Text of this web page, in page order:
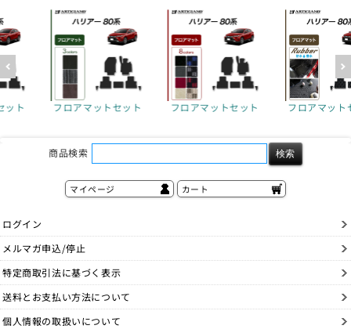
セット フロアマットセット フロアマットセット
フロアマッ
商品検索
マイページ カート
ログイン
メルマガ申込/停止
特定商取引法に基づく表示
送料とお支払い方法について
個人情報の取扱いについて